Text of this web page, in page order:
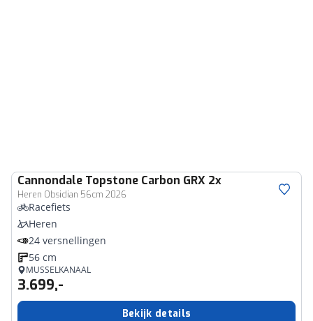
Cannondale Topstone Carbon GRX 2x
Heren Obsidian 56cm 2026
Racefiets
Heren
24 versnellingen
56 cm
MUSSELKANAAL
3.699,-
Bekijk details